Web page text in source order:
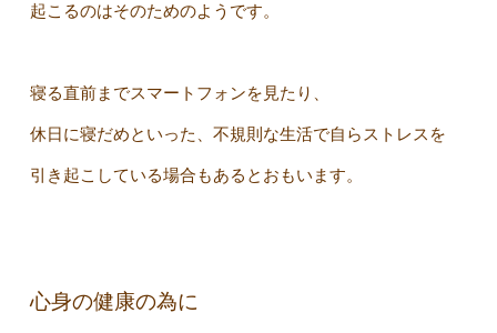
起こるのはそのためのようです。
寝る直前までスマートフォンを見たり、
休日に寝だめといった、不規則な生活で自らストレスを
引き起こしている場合もあるとおもいます。
心身の健康の為に